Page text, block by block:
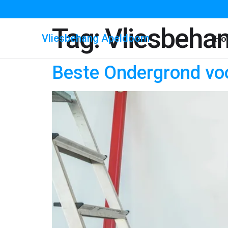
Vliesbehang Apeldoorn
Tag:
Beste Ondergrond